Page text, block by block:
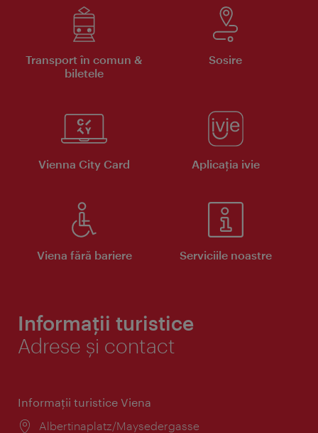
Transport în comun &
biletele
Sosire
Vienna City Card Aplicaţia ivie
Viena fără bariere Serviciile noastre
Informații turistice
Adrese și contact
Informaţii turistice Viena
Locul:
Albertinaplatz/Maysedergasse